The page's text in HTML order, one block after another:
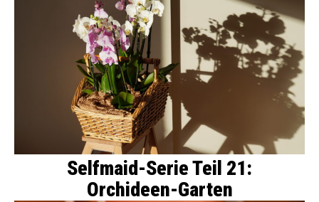
Selfmaid-Serie Teil 21:
Orchideen-Garten